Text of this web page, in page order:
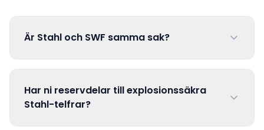
Är Stahl och SWF samma sak?
Har ni reservdelar till explosionssäkra
Stahl-telfrar?